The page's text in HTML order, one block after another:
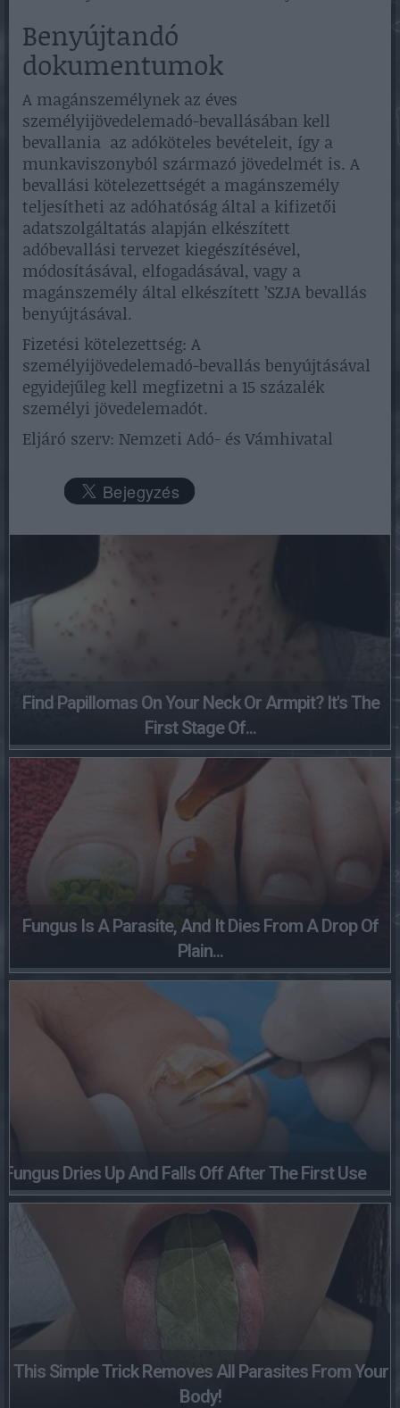
Benyújtandó
dokumentumok
A magánszemélynek az éves
személyijövedelemadó-bevallásában kell
bevallania az adóköteles bevételeit, így a
munkaviszonyból származó jövedelmét is. A
bevallási kötelezettségét a magánszemély
teljesítheti az adóhatóság által a kifizetői
adatszolgáltatás alapján elkészített
adóbevallási tervezet kiegészítésével,
módosításával, elfogadásával, vagy a
magánszemély által elkészített ’SZJA bevallás
benyújtásával.
Fizetési kötelezettség: A
személyijövedelemadó-bevallás benyújtásával
egyidejűleg kell megfizetni a 15 százalék
személyi jövedelemadót.
Eljáró szerv: Nemzeti Adó- és Vámhivatal
Find Papillomas On Your Neck Or Armpit? It's The
First Stage Of...
Fungus Is A Parasite, And It Dies From A Drop Of
Plain...
Fungus Dries Up And Falls Off After The First Use
This Simple Trick Removes All Parasites From Your
Body!